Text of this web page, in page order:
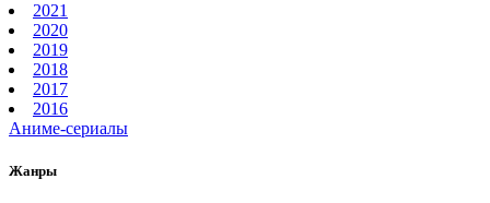
2021
2020
2019
2018
2017
2016
Аниме-сериалы
Жанры